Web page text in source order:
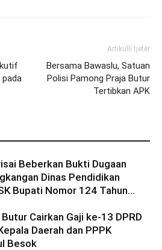
Artikulli tjetër
Bersama Bawaslu, Satuan
Polisi Pamong Praja Butur
Tertibkan APK
Beberkan Bukti Dugaan
Dinas Pendidikan
Bupati Nomor 124 Tahun...
Cairkan Gaji ke-13 DPRD
Daerah dan PPPK
Besok